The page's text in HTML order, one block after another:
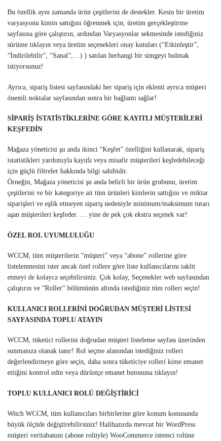
Bu özellik aynı zamanda ürün çeşitlerini de destekler. Kesin bir üretim
varyasyonu kimin sattığını öğrenmek için, üretim gerçekleştirme
sayfasına göre çalıştırın, ardından Varyasyonlar sekmesinde istediğiniz
sürüme tıklayın veya üretim seçenekleri onay kutuları (“Etkinleştir”,
“İndirilebilir”, “Sanal”,…) ) satılan herhangi bir simgeyi bulmak
istiyorsunuz!
Ayrıca, sipariş listesi sayfasındaki her sipariş için eklenti ayrıca müşteri
önemli noktalar sayfasından sonra bir bağlantı sağlar!
SİPARİŞ İSTATİSTİKLERİNE GÖRE KAYITLI MÜŞTERİLERİ
KEŞFEDİN
Mağaza yöneticisi şu anda ikinci “Keşfet” özelliğini kullanarak, sipariş
istatistikleri yardımıyla kayıtlı veya misafir müşterileri keşfedebileceği
için güçlü filtreler hakkında bilgi sahibidir.
Örneğin, Mağaza yöneticisi şu anda belirli bir ürün grubunu, üretim
çeşitlerini ve bir kategoriye ait tüm ürünleri kimlerin sattığını ve miktar
siparişleri ve eşlik etmeyen sipariş nedeniyle minimum/maksimum tutarı
aşan müşterileri keşfeder. … yine de pek çok ekstra seçenek var!
ÖZEL ROL UYUMLULUĞU
WCCM, tüm müşterilerin “müşteri” veya “abone” rollerine göre
listelenmesini ister ancak özel rollere göre liste kullanıcılarını taklit
etmeyi de kolayca seçebilirsiniz. Çok kolay, Seçenekler web sayfasından
çalıştırın ve “Roller” bölümünün altında istediğiniz tüm rolleri seçin!
KULLANICI ROLLERİNİ DOĞRUDAN MÜŞTERİ LİSTESİ
SAYFASINDA TOPLU ATAYIN
WCCM, tüketici rollerini doğrudan müşteri listeleme sayfası üzerinden
sunmanıza olanak tanır! Rol seçme alanından istediğiniz rolleri
değerlendirmeye göre seçin, daha sonra tüketiciye rolleri kime emanet
ettiğini kontrol edin veya dürüstçe emanet butonuna tıklayın!
TOPLU KULLANICI ROLÜ DEĞİŞTİRİCİ
Witch WCCM, tüm kullanıcıları birbirlerine göre konum konusunda
büyük ölçüde değiştirebilirsiniz! Halihazırda mevcut bir WordPress
müşteri veritabanını (abone rolüyle) WooCommerce istemci rolüne